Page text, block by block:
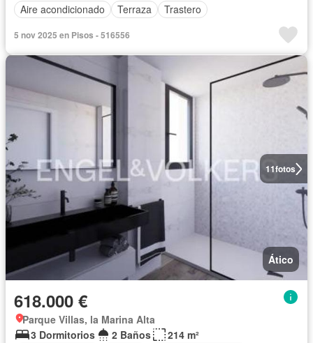
Aire acondicionado
Terraza Trastero
5 nov 2025 en Pisos - 516556
11fotos
Ático
618.000 €
Parque Villas, la Marina Alta
3 Dormitorios
2 Baños
214 m²